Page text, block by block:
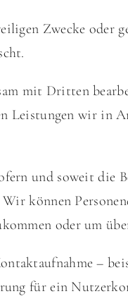
Zwecke oder
mit Dritten
Leistungen wir in
und soweit die
können
oder um
–
für ein